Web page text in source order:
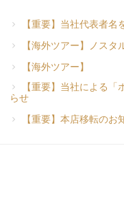
【重要】当社代表者
【海外ツアー】ノス
【海外ツアー】
【重要】当社による
らせ
【重要】本店移転のお